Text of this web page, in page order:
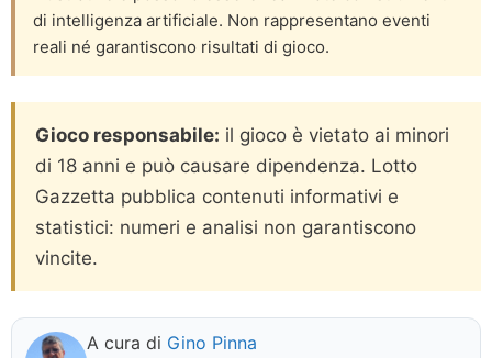
di intelligenza artificiale. Non rappresentano eventi
reali né garantiscono risultati di gioco.
Gioco responsabile: il gioco è vietato ai minori
di 18 anni e può causare dipendenza. Lotto
Gazzetta pubblica contenuti informativi e
statistici: numeri e analisi non garantiscono
vincite.
A cura di Gino Pinna